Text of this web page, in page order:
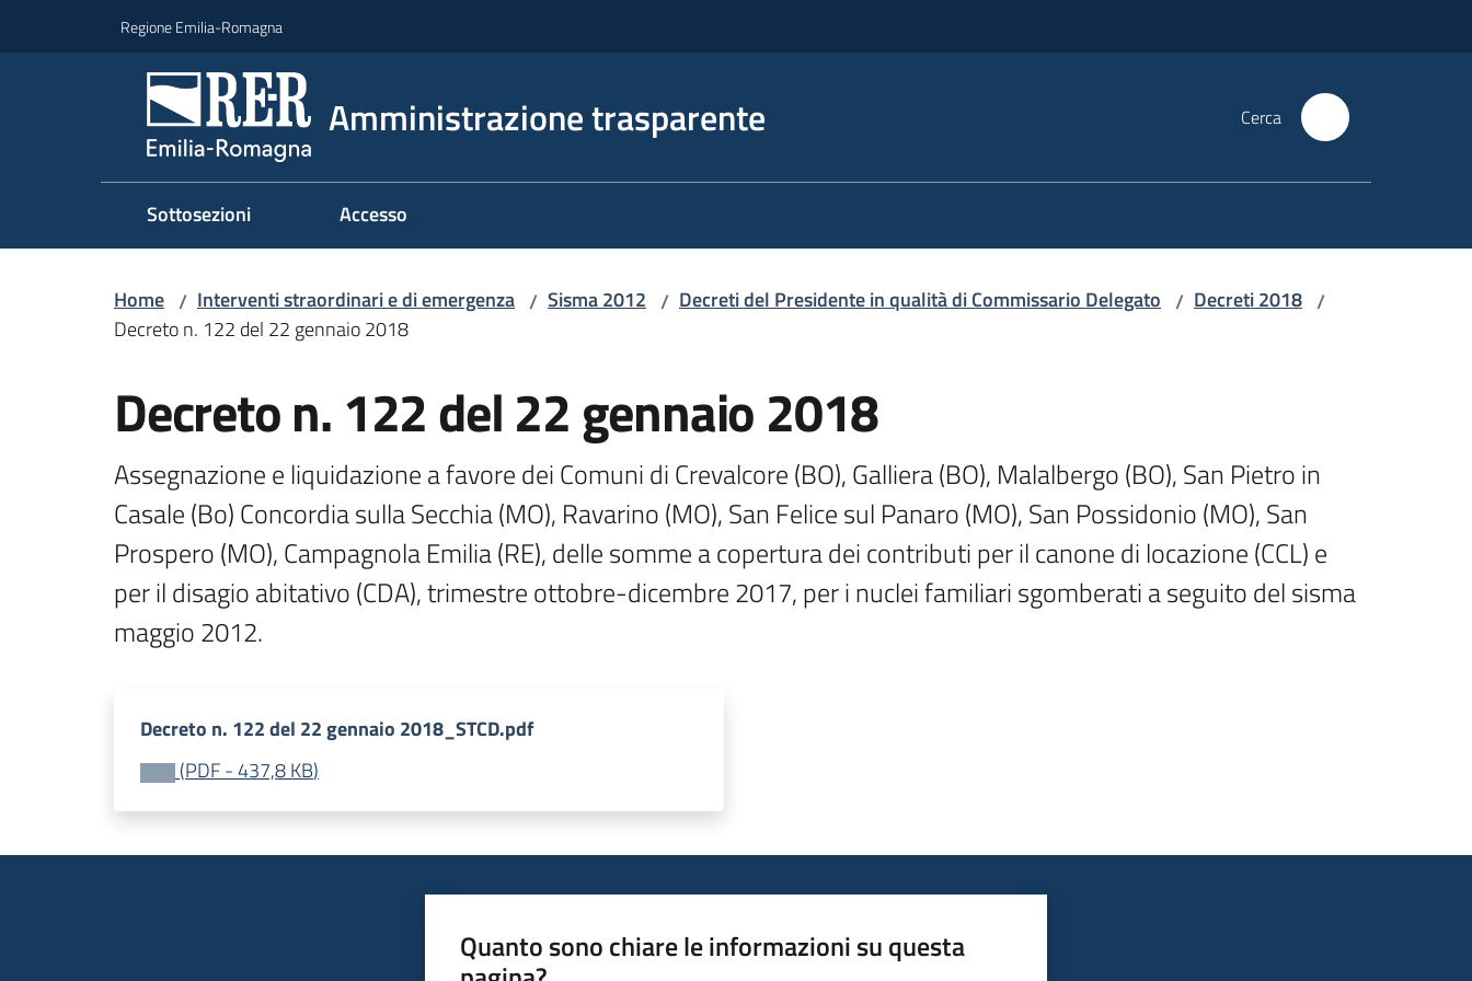
Regione Emilia-Romagna
Amministrazione trasparente Cerca
Sottosezioni Accesso
Home / Interventi straordinari e di emergenza / Sisma 2012 / Decreti del Presidente in qualità di Commissario Delegato / Decreti 2018 /
Decreto n. 122 del 22 gennaio 2018
Decreto n. 122 del 22 gennaio 2018
Assegnazione e liquidazione a favore dei Comuni di Crevalcore (BO), Galliera (BO), Malalbergo (BO), San Pietro in
Casale (Bo) Concordia sulla Secchia (MO), Ravarino (MO), San Felice sul Panaro (MO), San Possidonio (MO), San
Prospero (MO), Campagnola Emilia (RE), delle somme a copertura dei contributi per il canone di locazione (CCL) e
per il disagio abitativo (CDA), trimestre ottobre-dicembre 2017, per i nuclei familiari sgomberati a seguito del sisma
maggio 2012.
Decreto n. 122 del 22 gennaio 2018_STCD.pdf
(PDF-437,8 KB)
Quanto sono chiare le informazioni su questa